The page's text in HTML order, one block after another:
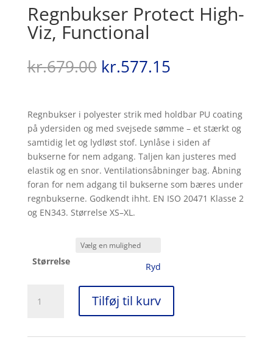
Regnbukser Protect High-
Viz, Functional
kr.679.00 Den
oprindelige
var:
kr.679.00.
kr.577.15Den
er:
kr.577.15.
Regnbukser i polyester strik med holdbar PU coating
på ydersiden og med svejsede sømme – et stærkt og
samtidig let og lydløst stof. Lynlåse i siden af
bukserne for nem adgang. Taljen kan justeres med
elastik og en snor. Ventilationsåbninger bag. Åbning
foran for nem adgang til bukserne som bæres under
regnbukserne. Godkendt ihht. EN ISO 20471 Klasse 2
og EN343. Størrelse XS–XL.
Størrelse Ryd
Protect
Tilføj til kurv